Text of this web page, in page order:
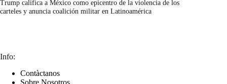
Trump califica a México como epicentro de la violencia de los
carteles y anuncia coalición militar en Latinoamérica
Info:
Contàctanos